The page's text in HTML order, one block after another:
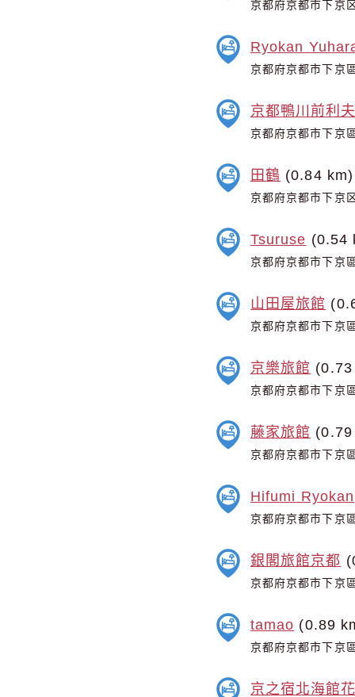
京都府京都市下京
Ryokan
京都府京都市下京
京都鴨川前利
京都府京都市下京
田鶴 (0.84 km)
京都府京都市下京
Tsuruse (0.54
京都府京都市下京
山田屋旅館
京都府京都市下京
京樂旅館
京都府京都市下京
藤家旅館
京都府京都市下京
Hifumi Ryokan
京都府京都市下京
銀閣旅館京都
京都府京都市下京
tamao (0.89
京都府京都市下京
京之宿北海館